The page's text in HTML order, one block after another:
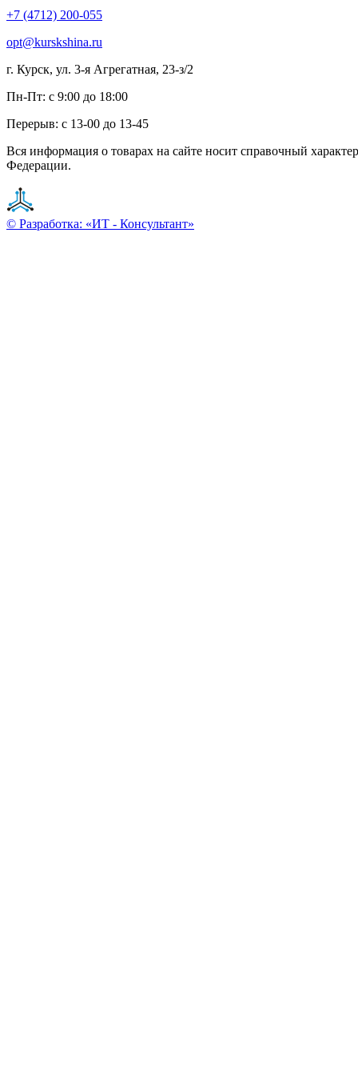
+7 (4712) 200-055
opt@kurskshina.ru
г. Курск, ул. 3-я Агрегатная, 23-з/2
Пн-Пт: с 9:00 до 18:00
Перерыв: с 13-00 до 13-45
Вся информация о товарах на сайте носит справочный
Федерации.
© Разработка: «ИТ - Консультант»